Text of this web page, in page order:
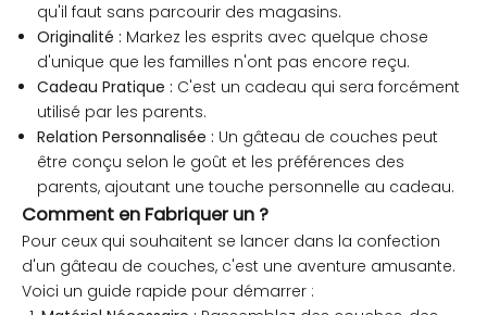
qu'il faut sans parcourir des magasins.
Originalité : Markez les esprits avec quelque chose
d'unique que les familles n'ont pas encore reçu.
Cadeau Pratique : C'est un cadeau qui sera forcément
utilisé par les parents.
Relation Personnalisée : Un gâteau de couches peut
être conçu selon le goût et les préférences des
parents, ajoutant une touche personnelle au cadeau.
Comment en Fabriquer un ?
Pour ceux qui souhaitent se lancer dans la confection
d'un gâteau de couches, c'est une aventure amusante.
Voici un guide rapide pour démarrer :